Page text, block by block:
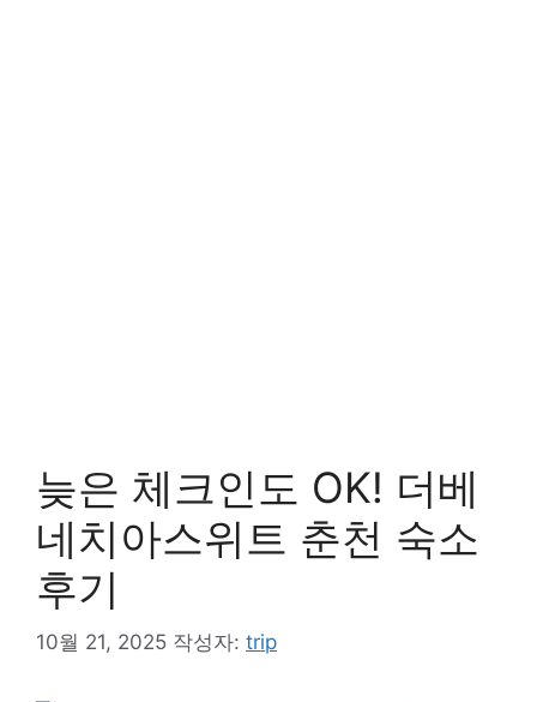
늦은 체크인도 OK! 더베
네치아스위트 춘천 숙소
후기
10월 21, 2025 작성자: trip